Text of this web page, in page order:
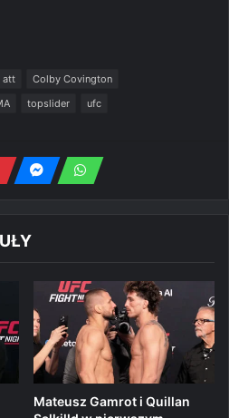
att
Colby Covington
topslider ufc
Mateusz Gamrot i Quillan